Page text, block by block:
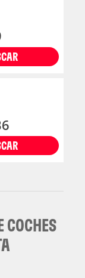
COCHES